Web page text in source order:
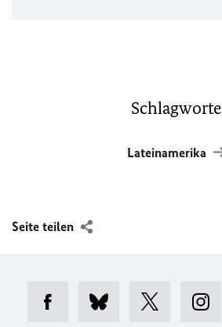
Schlagworte
Lateinamerika
Seite teilen